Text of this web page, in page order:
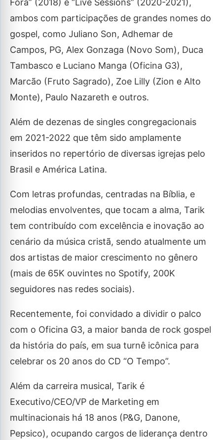
Fora” (2018) e “Live Sessions” (2020-2021),
ambos com participações de grandes nomes do
gospel, como Juliano Son, Adhemar de
Campos, PG, Alex Gonzaga (Novo Som), Duca
Tambasco e Luciano Manga (Oficina G3),
Marcão (Fruto Sagrado), Zoe Lilly (Zion e Alto
Monte), Paulo Nazareth e outros.
Além de dezenas de singles congregacionais
em 2021-2022 que têm sido amplamente
inseridos no repertório de diversas igrejas pelo
Brasil e América Latina.
Com letras profundas, centradas na Bíblia, e
melodias envolventes, que tocam a alma, Tarik
tem contribuído com excelência e inovação ao
cenário da música cristã, sendo atualmente um
dos artistas de maior crescimento no gênero
(mais de 65K ouvintes no Spotify, 200K
seguidores nas redes sociais).
Recentemente, foi convidado a dividir o palco
com o Oficina G3, a maior banda de rock gospel
da história do país, em sua turnê icônica para
celebrar os 20 anos do CD “O Tempo”.
Além da carreira musical, Tarik é
Executivo/CEO/VP de Marketing em
multinacionais há 18 anos (P&G, Danone,
Pepsico), ocupando cargos de liderança dentro